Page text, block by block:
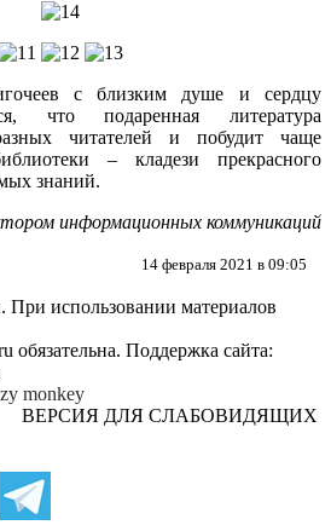
с близким душе и сердцу
что подаренная литература
читателей и побудит чаще
– кладези прекрасного
знаний.
информационных коммуникаций
14 февраля 2021 в 09:05
использовании материалов
обязательна. Поддержка сайта:
monkey
ВЕРСИЯ ДЛЯ СЛАБОВИДЯЩИХ